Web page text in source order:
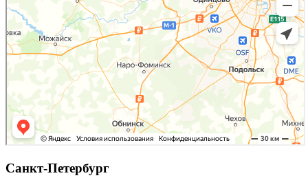
Санкт-Петербург